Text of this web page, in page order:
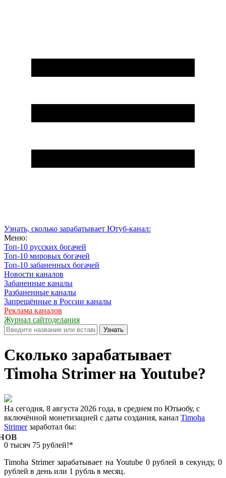
Узнать, сколько зарабатывает Ютуб-канал:
Меню:
Топ-10 русских богачей
Топ-10 мировых богачей
Топ-10 забаненных богачей
Новости каналов
Забаненные каналы
Разбаненные каналы
Запрещённые в России каналы
Реклама каналов
Журнал сайтоделания
Узнать
Сколько зарабатывает
Timoha Strimer на Youtube?
На сегодня, 8 августа 2026 года, в среднем по Ютьюбу, с
включённой монетизацией с даты создания, канал Timoha
Strimerзаработал бы:
0 тысяч 75 рублей!*
Timoha Strimer зарабатывает на Youtube 0 рублей в секунду, 0
рублей в день или 1 рубль в месяц.